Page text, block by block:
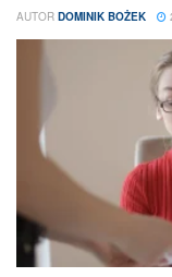
AUTOR DOMINIK BOŻEK